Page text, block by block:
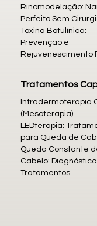
Rinomodelação:
Perfeito Sem
Toxina Botulínica:
Prevenção e
Rejuvenescimento
Tratamentos
Intradermoterapia
(Mesoterapia)
LEDterapia:
para Queda de
Queda Constante
Cabelo:
Tratamentos